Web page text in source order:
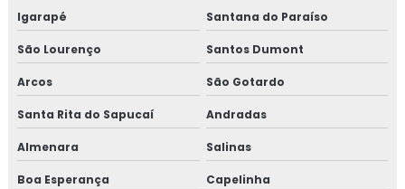
Curso de gestão de resíduos sólidos
Curso iso 17025 online
Curso de rotulagem nutricional
Igarapé Santana do Paraíso
São Lourenço Santos Dumont
Arcos São Gotardo
Santa Rita do Sapucaí Andradas
Almenara Salinas
Boa Esperança Capelinha